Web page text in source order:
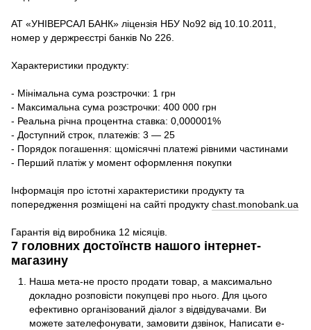
АТ «УНІВЕРСАЛ БАНК» ліцензія НБУ No92 від 10.10.2011,
номер у держреєстрі банків No 226.
Характеристики продукту:
- Мінімальна сума розстрочки: 1 грн
- Максимальна сума розстрочки: 400 000 грн
- Реальна річна процентна ставка: 0,000001%
- Доступний строк, платежів: 3 — 25
- Порядок погашення: щомісячні платежі рівними частинами
- Перший платіж у момент оформлення покупки
Інформація про істотні характеристики продукту та
попередження розміщені на сайті продукту chast.monobank.ua
Гарантія від виробника 12 місяців.
7 головних достоїнств нашого інтернет-
магазину
Наша мета-не просто продати товар, а максимально
докладно розповісти покупцеві про нього. Для цього
ефективно організований діалог з відвідувачами. Ви
можете зателефонувати, замовити дзвінок, Написати e-